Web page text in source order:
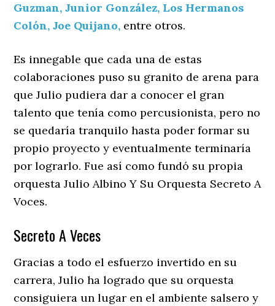
Guzman, Junior González, Los Hermanos
Colón, Joe Quijano, entre otros.
Es innegable que cada una de estas
colaboraciones puso su granito de arena para
que Julio pudiera dar a conocer el gran
talento que tenía como percusionista, pero no
se quedaría tranquilo hasta poder formar su
propio proyecto y eventualmente terminaría
por lograrlo. Fue así como fundó su propia
orquesta Julio Albino Y Su Orquesta Secreto A
Voces.
Secreto A Veces
Gracias a todo el esfuerzo invertido en su
carrera, Julio ha logrado que su orquesta
consiguiera un lugar en el ambiente salsero y